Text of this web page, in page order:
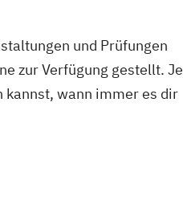
und Prüfungen
zur Verfügung gestellt. Je
kannst, wann immer es dir